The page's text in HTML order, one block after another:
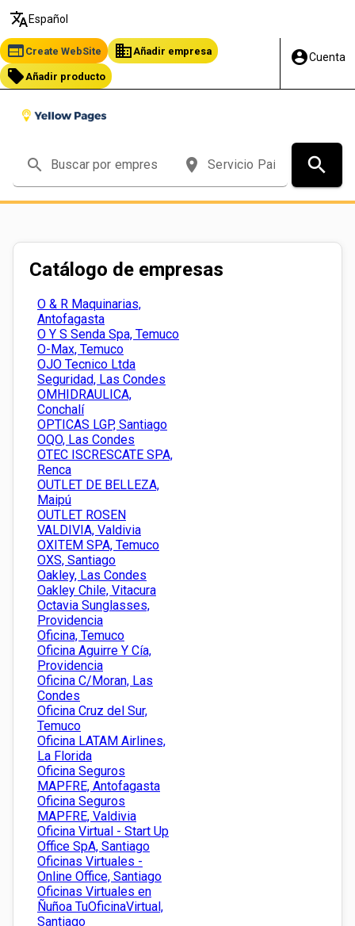
translate Español
web Create WebSite business Añadir empresa
local_offer Añadir producto
account_circleCuenta
search place search
Catálogo de empresas
O & R Maquinarias,
Antofagasta
O Y S Senda Spa, Temuco
O-Max, Temuco
OJO Tecnico Ltda
Seguridad, Las Condes
OMHIDRAULICA,
Conchalí
OPTICAS LGP, Santiago
OQO, Las Condes
OTEC ISCRESCATE SPA,
Renca
OUTLET DE BELLEZA,
Maipú
OUTLET ROSEN
VALDIVIA, Valdivia
OXITEM SPA, Temuco
OXS, Santiago
Oakley, Las Condes
Oakley Chile, Vitacura
Octavia Sunglasses,
Providencia
Oficina, Temuco
Oficina Aguirre Y Cía,
Providencia
Oficina C/Moran, Las
Condes
Oficina Cruz del Sur,
Temuco
Oficina LATAM Airlines,
La Florida
Oficina Seguros
MAPFRE, Antofagasta
Oficina Seguros
MAPFRE, Valdivia
Oficina Virtual - Start Up
Office SpA, Santiago
Oficinas Virtuales -
Online Office, Santiago
Oficinas Virtuales en
Ñuñoa TuOficinaVirtual,
Santiago